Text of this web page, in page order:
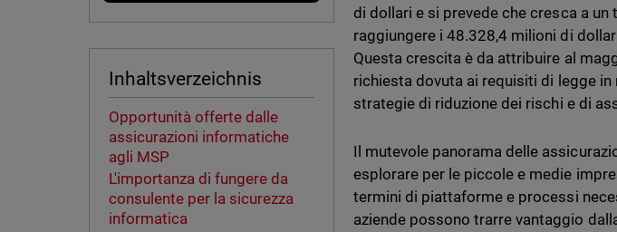
Inhaltsverzeichnis
Opportunità offerte dalle
assicurazioni informatiche
agli MSP
L'importanza di fungere da
consulente per la sicurezza
informatica
di dollari e si prevede che cresca a
raggiungere i 48.328,4 milioni di
Questa crescita è da attribuire al
richiesta dovuta ai requisiti di legge
strategie di riduzione dei rischi e di
Il mutevole panorama delle
esplorare per le piccole e medie
termini di piattaforme e processi
aziende possono trarre vantaggio